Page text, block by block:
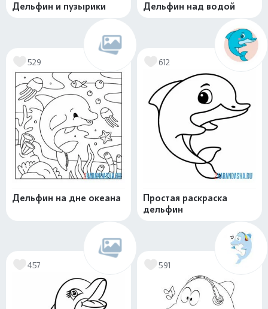
Дельфин и пузырики Дельфин над водой
529
Дельфин на дне океана
612
Простая раскраска
дельфин
457 591